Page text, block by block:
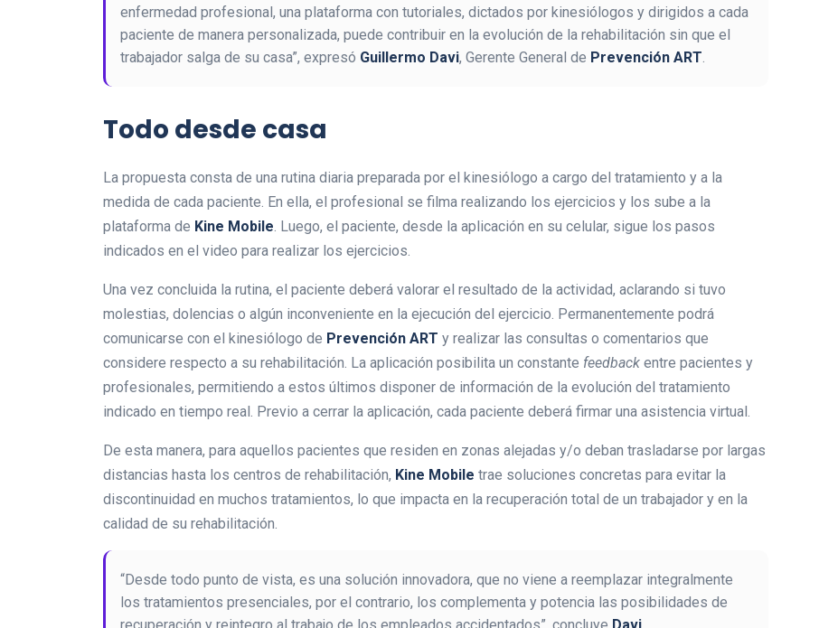
enfermedad profesional, una plataforma con tutoriales, dictados por kinesiólogos y dirigidos a cada
paciente de manera personalizada, puede contribuir en la evolución de la rehabilitación sin que el
trabajador salga de su casa”, expresó Guillermo Davi, Gerente General de Prevención ART.
Todo desde casa
La propuesta consta de una rutina diaria preparada por el kinesiólogo a cargo del tratamiento y a la
medida de cada paciente. En ella, el profesional se filma realizando los ejercicios y los sube a la
plataforma de Kine Mobile. Luego, el paciente, desde la aplicación en su celular, sigue los pasos
indicados en el video para realizar los ejercicios.
Una vez concluida la rutina, el paciente deberá valorar el resultado de la actividad, aclarando si tuvo
molestias, dolencias o algún inconveniente en la ejecución del ejercicio. Permanentemente podrá
comunicarse con el kinesiólogo de Prevención ART y realizar las consultas o comentarios que
considere respecto a su rehabilitación. La aplicación posibilita un constante feedback entre pacientes y
profesionales, permitiendo a estos últimos disponer de información de la evolución del tratamiento
indicado en tiempo real. Previo a cerrar la aplicación, cada paciente deberá firmar una asistencia virtual.
De esta manera, para aquellos pacientes que residen en zonas alejadas y/o deban trasladarse por largas
distancias hasta los centros de rehabilitación, Kine Mobile trae soluciones concretas para evitar la
discontinuidad en muchos tratamientos, lo que impacta en la recuperación total de un trabajador y en la
calidad de su rehabilitación.
“Desde todo punto de vista, es una solución innovadora, que no viene a reemplazar integralmente
los tratamientos presenciales, por el contrario, los complementa y potencia las posibilidades de